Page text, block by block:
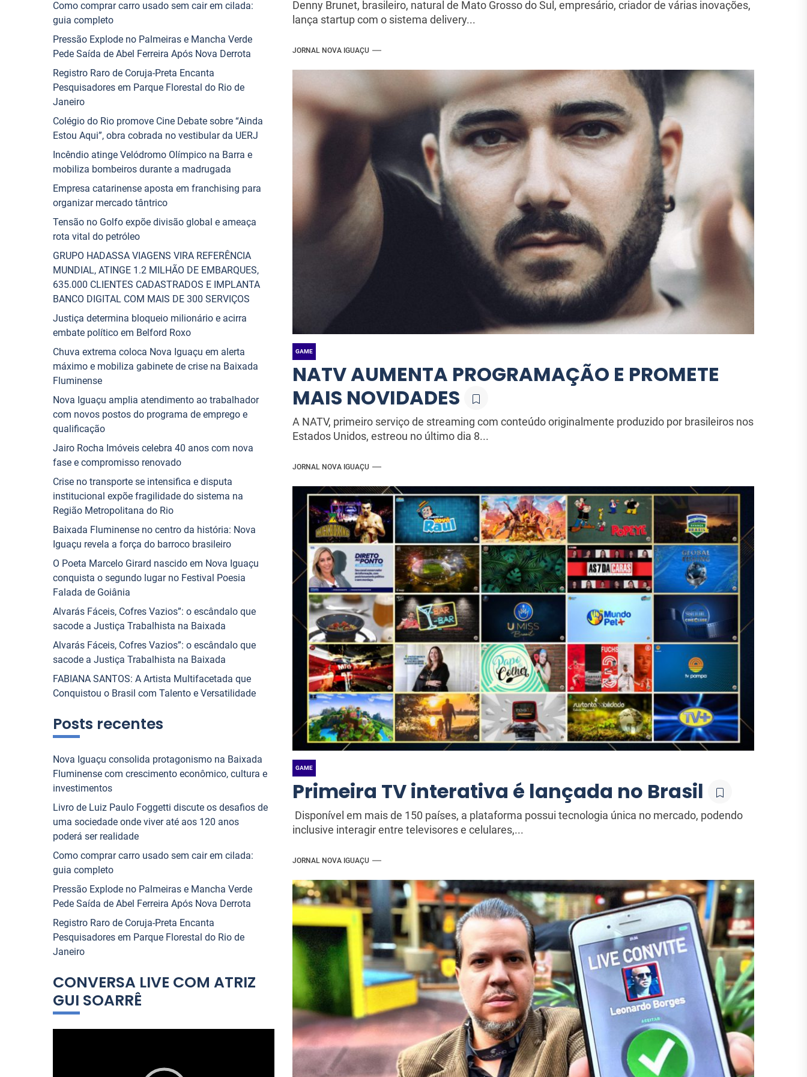
Denny Brunet, brasileiro, natural de Mato Grosso do Sul, empresário, criador de várias inovações,
lança startup com o sistema delivery...
JORNAL NOVA IGUAÇU
GAME
NATV AUMENTA PROGRAMAÇÃO E PROMETE
MAIS NOVIDADES
A NATV, primeiro serviço de streaming com conteúdo originalmente produzido por brasileiros nos
Estados Unidos, estreou no último dia 8...
JORNAL NOVA IGUAÇU
GAME
Primeira TV interativa é lançada no Brasil
Disponível em mais de 150 países, a plataforma possui tecnologia única no mercado, podendo
inclusive interagir entre televisores e celulares,...
JORNAL NOVA IGUAÇU
Como comprar carro usado sem cair em cilada:
guia completo
Pressão Explode no Palmeiras e Mancha Verde
Pede Saída de Abel Ferreira Após Nova Derrota
Registro Raro de Coruja-Preta Encanta
Pesquisadores em Parque Florestal do Rio de
Janeiro
Colégio do Rio promove Cine Debate sobre “Ainda
Estou Aqui”, obra cobrada no vestibular da UERJ
Incêndio atinge Velódromo Olímpico na Barra e
mobiliza bombeiros durante a madrugada
Empresa catarinense aposta em franchising para
organizar mercado tântrico
Tensão no Golfo expõe divisão global e ameaça
rota vital do petróleo
GRUPO HADASSA VIAGENS VIRA REFERÊNCIA
MUNDIAL, ATINGE 1.2 MILHÃO DE EMBARQUES,
635.000 CLIENTES CADASTRADOS E IMPLANTA
BANCO DIGITAL COM MAIS DE 300 SERVIÇOS
Justiça determina bloqueio milionário e acirra
embate político em Belford Roxo
Chuva extrema coloca Nova Iguaçu em alerta
máximo e mobiliza gabinete de crise na Baixada
Fluminense
Nova Iguaçu amplia atendimento ao trabalhador
com novos postos do programa de emprego e
qualificação
Jairo Rocha Imóveis celebra 40 anos com nova
fase e compromisso renovado
Crise no transporte se intensifica e disputa
institucional expõe fragilidade do sistema na
Região Metropolitana do Rio
Baixada Fluminense no centro da história: Nova
Iguaçu revela a força do barroco brasileiro
O Poeta Marcelo Girard nascido em Nova Iguaçu
conquista o segundo lugar no Festival Poesia
Falada de Goiânia
Alvarás Fáceis, Cofres Vazios”: o escândalo que
sacode a Justiça Trabalhista na Baixada
Alvarás Fáceis, Cofres Vazios”: o escândalo que
sacode a Justiça Trabalhista na Baixada
FABIANA SANTOS: A Artista Multifacetada que
Conquistou o Brasil com Talento e Versatilidade
Posts recentes
Nova Iguaçu consolida protagonismo na Baixada
Fluminense com crescimento econômico, cultura e
investimentos
Livro de Luiz Paulo Foggetti discute os desafios de
uma sociedade onde viver até aos 120 anos
poderá ser realidade
Como comprar carro usado sem cair em cilada:
guia completo
Pressão Explode no Palmeiras e Mancha Verde
Pede Saída de Abel Ferreira Após Nova Derrota
Registro Raro de Coruja-Preta Encanta
Pesquisadores em Parque Florestal do Rio de
Janeiro
CONVERSA LIVE COM ATRIZ
GUI SOARRÊ